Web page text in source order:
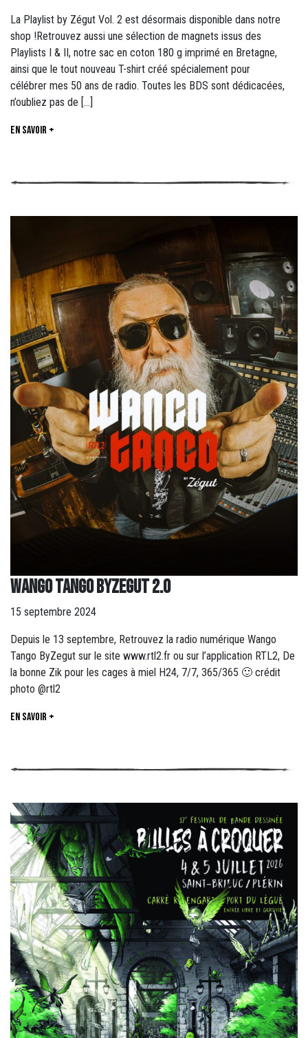
La Playlist by Zégut Vol. 2 est désormais disponible dans notre
shop !Retrouvez aussi une sélection de magnets issus des
Playlists I & II, notre sac en coton 180 g imprimé en Bretagne,
ainsi que le tout nouveau T-shirt créé spécialement pour
célébrer mes 50 ans de radio. Toutes les BDS sont dédicacées,
n’oubliez pas de […]
En savoir +
WANGO TANGO BYZEGUT 2.0
15 septembre 2024
Depuis le 13 septembre, Retrouvez la radio numérique Wango
Tango ByZegut sur le site www.rtl2.fr ou sur l’application RTL2, De
la bonne Zik pour les cages à miel H24, 7/7, 365/365 🙂 crédit
photo @rtl2
En savoir +